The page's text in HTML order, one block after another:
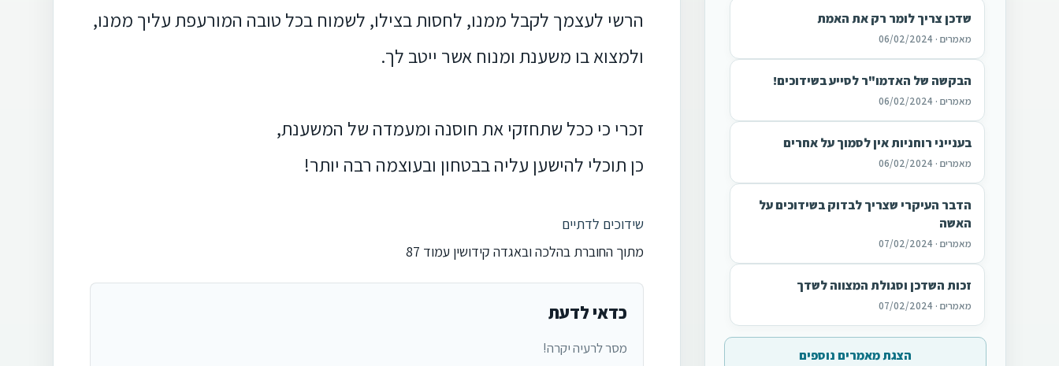
שדכן צריך לומר רק את האמת
מאמרים · 06/02/2024
הבקשה של האדמו"ר לסייע בשידוכים!
מאמרים · 06/02/2024
בענייני רוחניות אין לסמוך על אחרים
מאמרים · 06/02/2024
הדבר העיקרי שצריך לבדוק בשידוכים על
האשה
מאמרים · 07/02/2024
זכות השדכן וסגולת המצווה לשדך
מאמרים · 07/02/2024
הצגת מאמרים נוספים
הרשי לעצמך לקבל ממנו, לחסות בצילו, לשמוח בכל טובה המורעפת עליך ממנו,
ולמצוא בו משענת ומנוח אשר ייטב לך.
זכרי כי ככל שתחזקי את חוסנה ומעמדה של המשענת,
כן תוכלי להישען עליה בבטחון ובעוצמה רבה יותר!
שידוכים לדתיים
מתוך החוברת בהלכה ובאגדה קידושין עמוד 87
כדאי לדעת
מסר לרעיה יקרה!